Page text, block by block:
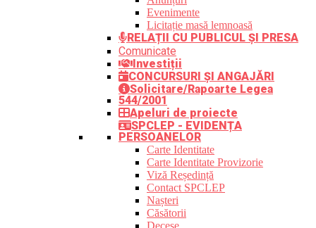
Evenimente
Licitație masă lemnoasă
RELAȚII CU PUBLICUL ȘI PRESA
Comunicate
Investiții
CONCURSURI ȘI ANGAJĂRI
Solicitare/Rapoarte Legea
544/2001
Apeluri de proiecte
SPCLEP - EVIDENȚA
PERSOANELOR
Carte Identitate
Carte Identitate Provizorie
Viză Reședință
Contact SPCLEP
Nașteri
Căsătorii
Decese